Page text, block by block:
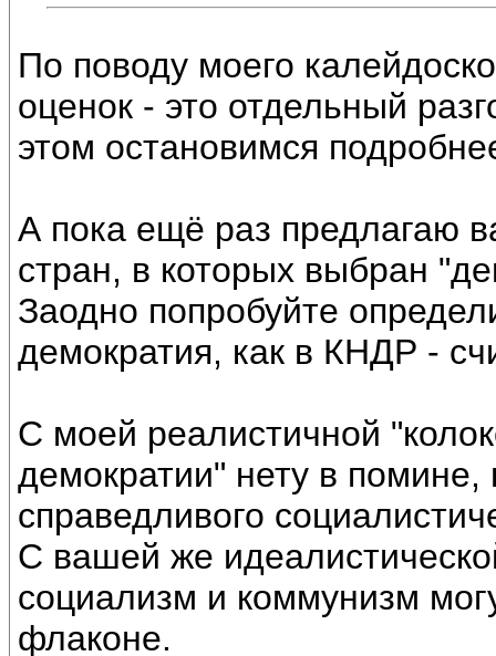
По поводу моего
оценок - это отдельный
этом остановимся
А пока ещё раз предлагаю
стран, в которых выбран
Заодно попробуйте
демократия, как в КНДР -
С моей реалистичной
демократии" нету в
справедливого
С вашей же
социализм и коммунизм
флаконе.